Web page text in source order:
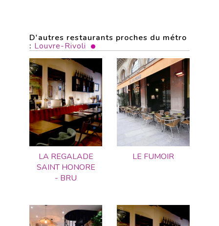
D'autres restaurants proches du métro
: Louvre-Rivoli
LA REGALADE
SAINT HONORE
- BRU
LE FUMOIR